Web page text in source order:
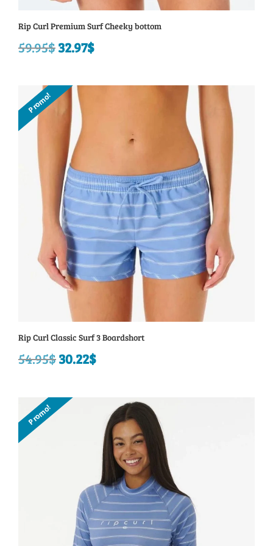
Rip Curl Premium Surf Cheeky bottom
59.95$Le
initial
était :
59.95$.
32.97$
32.97$.
Promo!
Rip Curl Classic Surf 3 Boardshort
54.95$Le
initial
30.22$
actuel
est :
30.22$.
Promo!